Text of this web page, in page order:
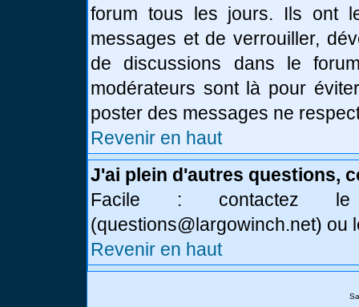
forum tous les jours. Ils ont
messages et de verrouiller,
de discussions dans le
modérateurs sont là pour
poster des messages ne
Revenir en haut
J'ai plein d'autres questions,
Facile : contactez
(questions@largowinch.net) ou
Revenir en haut